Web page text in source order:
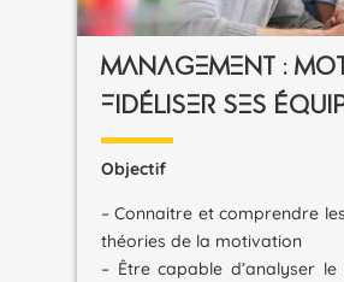
MANAGEMENT :
FIDÉLISER SES
Objectif
– Connaitre et comprendre
théories de la motivation
– Être capable d’analyser